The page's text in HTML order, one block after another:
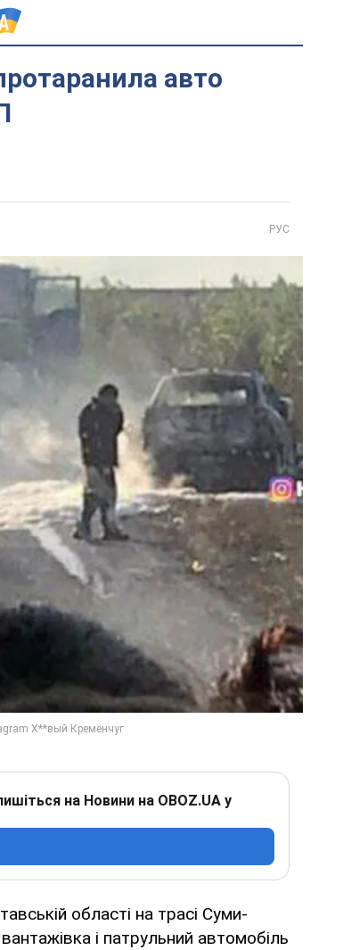
авто
РУС
на Новини на OBOZ.UA у
області на трасі Суми-
і патрульний автомобіль